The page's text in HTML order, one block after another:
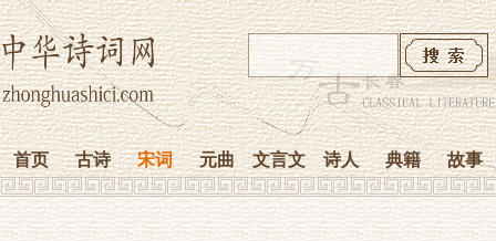
首页 古诗 宋词 元曲 文言文 诗人 典籍 故事